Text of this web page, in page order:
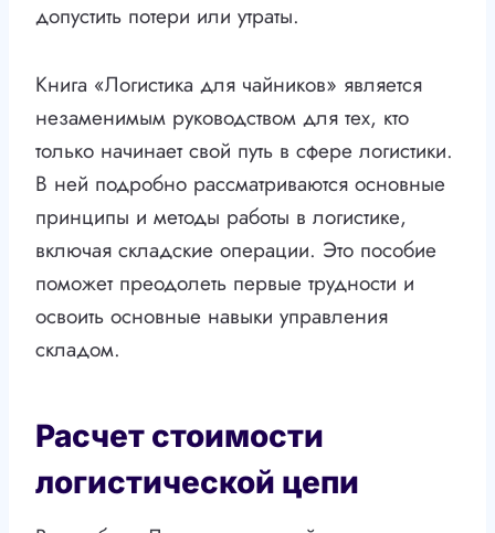
допустить потери или утраты.
Книга «Логистика для чайников» является
незаменимым руководством для тех, кто
только начинает свой путь в сфере логистики.
В ней подробно рассматриваются основные
принципы и методы работы в логистике,
включая складские операции. Это пособие
поможет преодолеть первые трудности и
освоить основные навыки управления
складом.
Расчет стоимости
логистической цепи